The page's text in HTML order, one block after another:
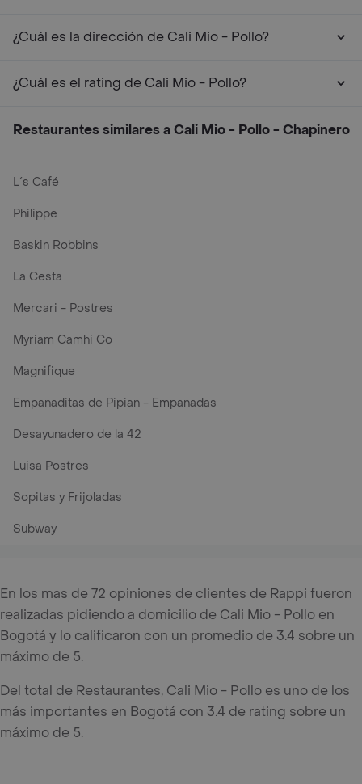
¿Cuál es la dirección de Cali Mio - Pollo?
¿Cuál es el rating de Cali Mio - Pollo?
Restaurantes similares a Cali Mio - Pollo - Chapinero
L´s Café
Philippe
Baskin Robbins
La Cesta
Mercari - Postres
Myriam Camhi Co
Magnifique
Empanaditas de Pipian - Empanadas
Desayunadero de la 42
Luisa Postres
Sopitas y Frijoladas
Subway
En los mas de 72 opiniones de clientes de Rappi fueron
realizadas pidiendo a domicilio de Cali Mio - Pollo en
Bogotá y lo calificaron con un promedio de 3.4 sobre un
máximo de 5.
Del total de Restaurantes, Cali Mio - Pollo es uno de los
más importantes en Bogotá con 3.4 de rating sobre un
máximo de 5.